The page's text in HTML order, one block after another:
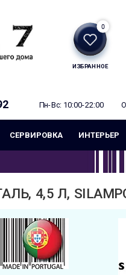
ИЗБРАННОЕ
0
Пн-Вс: 10:00-22:00
СЕРВИРОВКА ИНТЕРЬЕР
4,5 Л,